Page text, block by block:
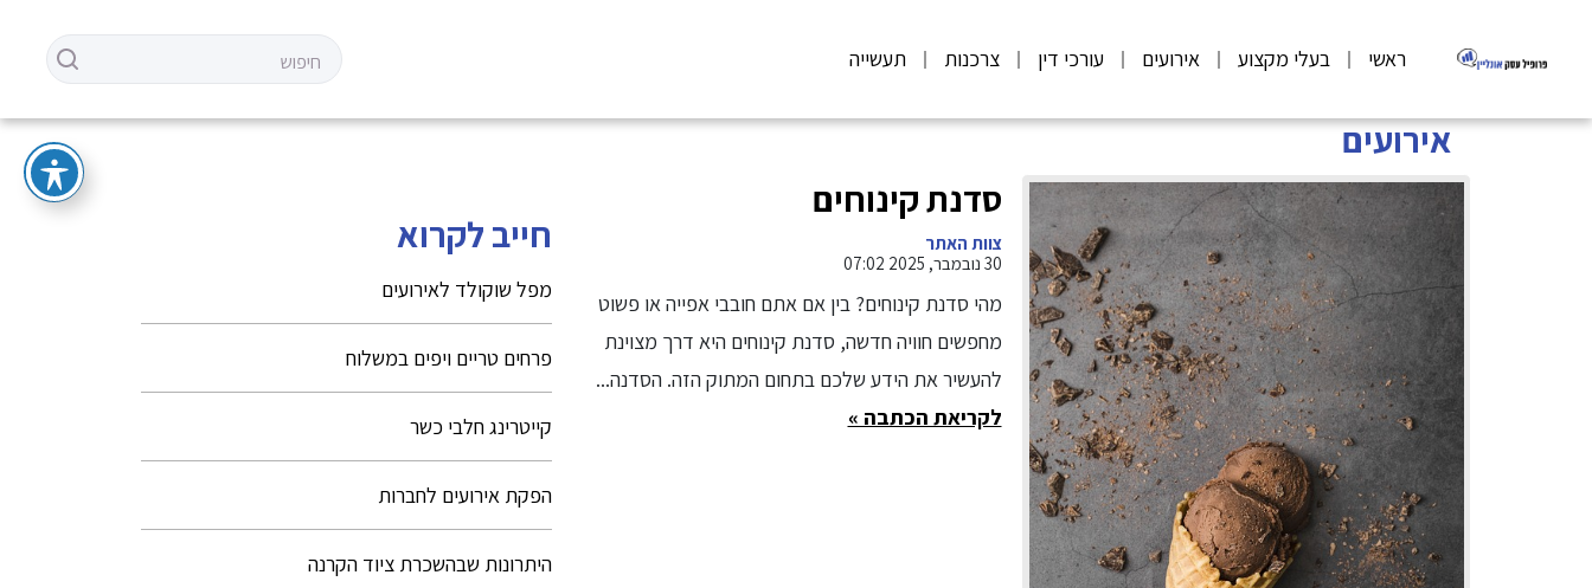
ראשי בעלי מקצוע אירועים עורכי דין צרכנות תעשייה
אירועים
סדנת קינוחים
צוות האתר
30 נובמבר, 2025 07:02
מהי סדנת קינוחים? בין אם אתם חובבי אפייה או פשוט
מחפשים חוויה חדשה, סדנת קינוחים היא דרך מצוינת
להעשיר את הידע שלכם בתחום המתוק הזה. הסדנה...
לקריאת הכתבה »
חייב לקרוא
מפל שוקולד לאירועים
פרחים טריים ויפים במשלוח
קייטרינג חלבי כשר
הפקת אירועים לחברות
היתרונות שבהשכרת ציוד הקרנה